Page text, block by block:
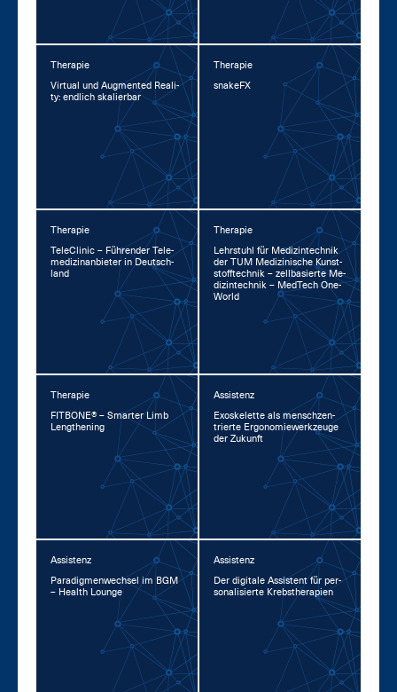
Therapie
Vir­tu­al und Aug­men­ted Rea­li­
ty: end­lich ska­lier­bar
Therapie
snake­FX
Therapie
TeleCli­nic – Füh­ren­der Te­le­
me­di­zin­an­bie­ter in Deutsch­
land
Therapie
Lehr­stuhl für Me­di­zin­tech­nik
der TUM Me­di­zi­ni­sche Kunst­
stoff­tech­nik – zell­ba­sier­te Me­
di­zin­tech­nik – Med­Tech One­
World
Therapie
FIT­BO­NE® – Smar­ter Limb
Leng­the­ning
Assistenz
Exo­s­ke­let­te als mensch­zen­
trier­te Er­go­no­mie­werk­zeu­ge
der Zu­kunft
Assistenz
Pa­ra­dig­men­wech­sel im BGM
– Health Lounge
Assistenz
Der di­gi­ta­le As­sis­tent für per­
so­na­li­sier­te Krebs­the­ra­pi­en